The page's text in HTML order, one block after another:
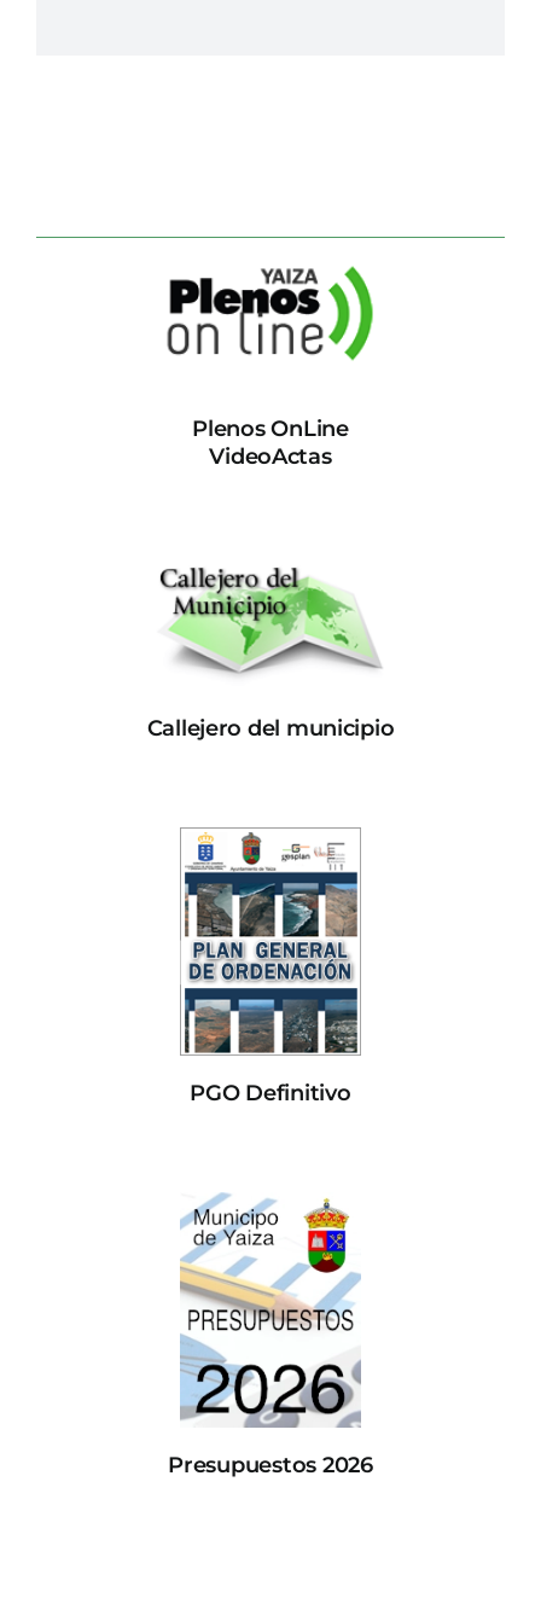
Plenos OnLine
VideoActas
Callejero del municipio
PGO Definitivo
Presupuestos 2026